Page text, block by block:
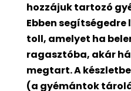
hozzájuk tartozó
Ebben segítségedre
toll, amelyet ha
ragasztóba, akár
megtart. A
(a gyémántok